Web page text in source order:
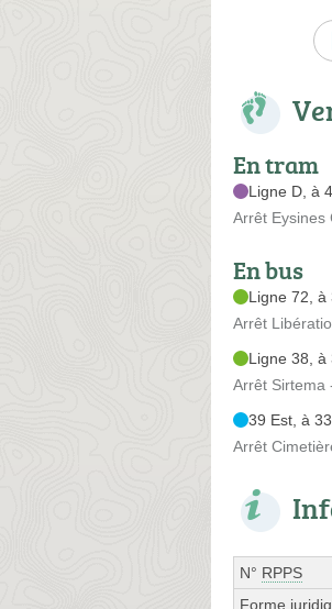
En tram
Ligne D, à
Arrêt Eysines
En bus
Ligne 72, à
Arrêt
Ligne 38, à
Arrêt Sirtema
39 Est, à
Arrêt
N° RPPS
Forme